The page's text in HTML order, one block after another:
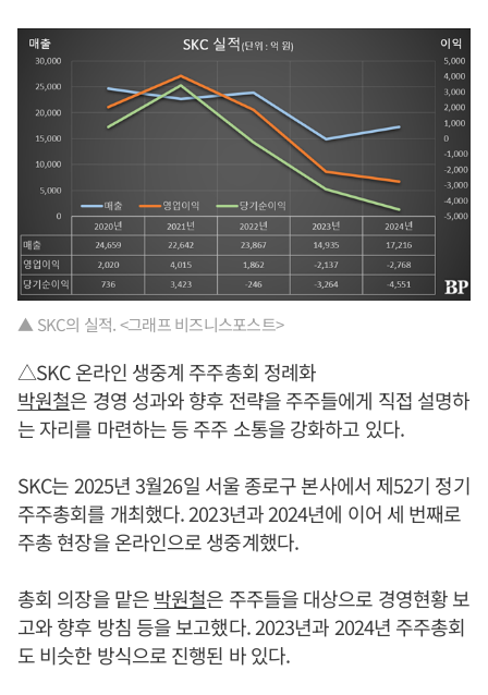
▲ SKC의 실적. <그래프 비즈니스포스트>
△SKC 온라인 생중계 주주총회 정례화
박원철은 경영 성과와 향후 전략을 주주들에게 직접 설명하
는 자리를 마련하는 등 주주 소통을 강화하고 있다.
SKC는 2025년 3월26일 서울 종로구 본사에서 제52기 정기
주주총회를 개최했다. 2023년과 2024년에 이어 세 번째로
주총 현장을 온라인으로 생중계했다.
총회 의장을 맡은박원철은 주주들을 대상으로 경영현황 보
고와 향후 방침 등을 보고했다. 2023년과 2024년 주주총회
도 비슷한 방식으로 진행된 바 있다.